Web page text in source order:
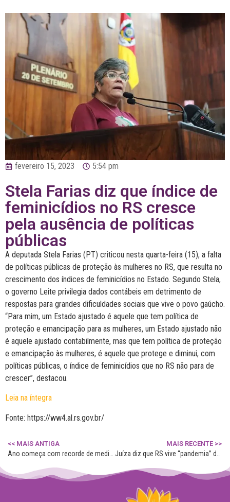
fevereiro 15, 2023 5:54 pm
Stela Farias diz que índice de
feminicídios no RS cresce
pela ausência de políticas
públicas
A deputada Stela Farias (PT) criticou nesta quarta-feira (15), a falta
de políticas públicas de proteção às mulheres no RS, que resulta no
crescimento dos índices de feminicídios no Estado. Segundo Stela,
o governo Leite privilegia dados contábeis em detrimento de
respostas para grandes dificuldades sociais que vive o povo gaúcho.
“Para mim, um Estado ajustado é aquele que tem política de
proteção e emancipação para as mulheres, um Estado ajustado não
é aquele ajustado contabilmente, mas que tem política de proteção
e emancipação às mulheres, é aquele que protege e diminui, com
políticas públicas, o índice de feminicídios que no RS não para de
crescer”, destacou.
Leia na íntegra
Fonte: https://ww4.al.rs.gov.br/
<< MAIS ANTIGA
Ano começa com recorde de medidas protetivas concedidas a mulheres no RS, aponta Justiça
MAIS RECENTE >>
Juíza diz que RS vive “pandemia” de violência contra a mulher